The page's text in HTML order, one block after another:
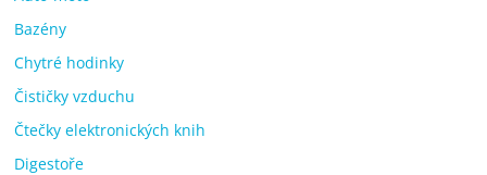
Bazény
Chytré hodinky
Čističky vzduchu
Čtečky elektronických knih
Digestoře